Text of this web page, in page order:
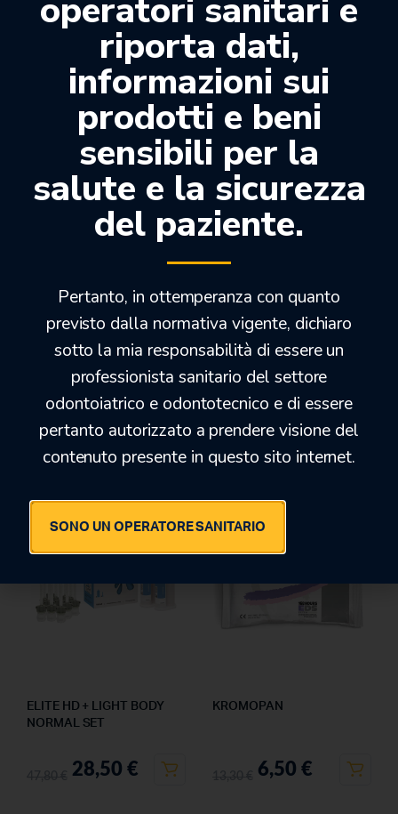
Confezione: 50pz.
Prodotti correlati
ELITE HD+LIGHT BODY
FAST SETTING
47,80€ 28,50 €
-26%
IMPREGUM F
174,00€
129,90€
ELITE HD + LIGHT BODY
NORMAL SET
28,50 €
KROMOPAN
6,50 €
operatori sanitari e
riporta dati,
informazioni sui
prodotti e beni
sensibili per la
salute e la sicurezza
del paziente.
Pertanto, in ottemperanza con quanto
previsto dalla normativa vigente, dichiaro
sotto la mia responsabilità di essere un
professionista sanitario del settore
odontoiatrico e odontotecnico e di essere
pertanto autorizzato a prendere visione del
contenuto presente in questo sito internet.
SONO UN OPERATORE SANITARIO